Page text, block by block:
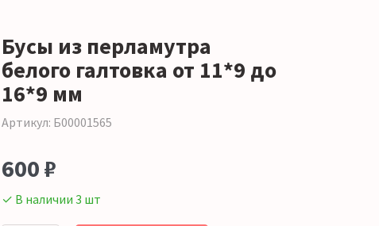
Бусы из перламутра
белого галтовка от 11*9 до
16*9 мм
Артикул: Б00001565
600 ₽
✓ В наличии 3 шт